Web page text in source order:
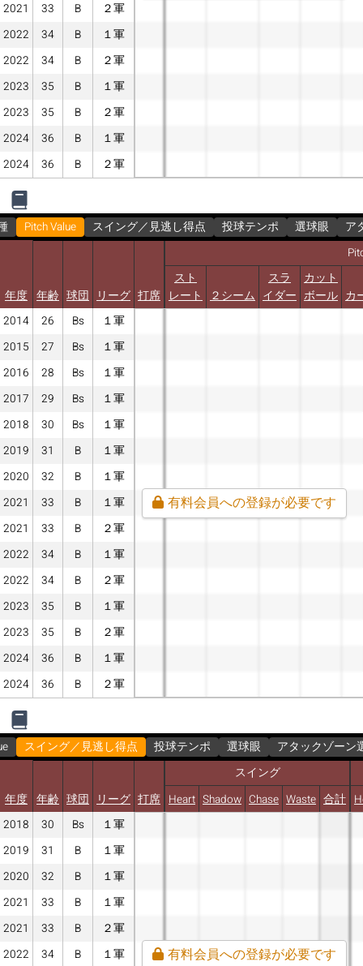
2021
33 B
２軍
2022
34 B
１軍
2022
34 B
２軍
2023
35 B
１軍
2023
35 B
２軍
2024
36 B
１軍
2024
36 B ２軍
Pitch Value スイング／見逃し得点 投球テンポ 選球眼
ア
年度 年齢 球団 リーグ 打席
スト
レート ２シーム
スラ
イダー
カット
ボール カ
2014
26 Bs
１軍
2015
27 Bs
１軍
2016
28 Bs
１軍
2017
29 Bs
１軍
2018
30 Bs
１軍
2019
31 B
１軍
2020
32 B
１軍
2021
33 B
１軍
2021
33 B
２軍
2022
34 B
１軍
2022
34 B
２軍
2023
35 B
１軍
2023
35 B
２軍
2024
36 B
１軍
2024
36 B ２軍
有料会員への登録が必要です
スイング／見逃し得点 投球テンポ 選球眼
アタックゾーン
スイング
年度 年齢 球団 リーグ 打席 Heart Shadow Chase Waste 合計
2018
30 Bs
１軍
2019
31 B
１軍
2020
32 B
１軍
2021
33 B
１軍
2021
33 B
２軍
2022
34 B １軍 有料会員への登録が必要です